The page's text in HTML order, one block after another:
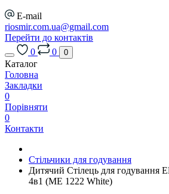
E-mail
riosmir.com.ua@gmail.com
Перейти до контактів
0
0 0
Каталог
Головна
Закладки
0
Порівняти
0
Контакти
Стільчики для годування
Дитячий Стілець для годування
4в1 (ME 1222 White)